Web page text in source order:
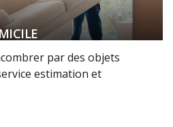
par des objets
estimation et